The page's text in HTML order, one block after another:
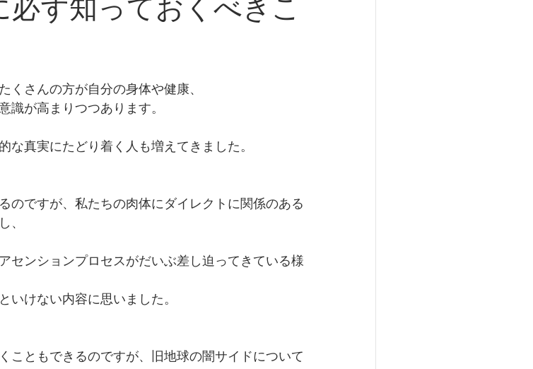
女神の光☆目覚めのメッセージ
くさんの方が自分の身体や健康、
識が高まりつつあります。
な真実にたどり着く人も増えてきました。
のですが、私たちの肉体にダイレクトに関係のある
、
センションプロセスがだいぶ差し迫ってきている様
いけない内容に思いました。
こともできるのですが、旧地球の闇サイドについて